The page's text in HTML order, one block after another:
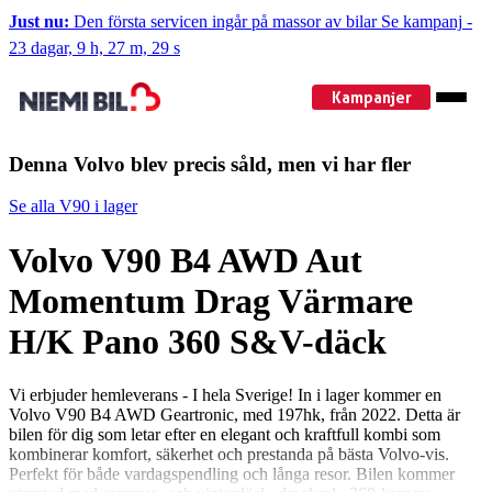
Just nu: Den första servicen ingår på massor av bilar Se kampanj -
23 dagar, 9 h, 27 m, 29 s
Kampanjer
Denna Volvo blev precis såld, men vi har fler
Se alla V90 i lager
Volvo V90 B4 AWD Aut
Momentum Drag Värmare
H/K Pano 360 S&V-däck
Vi erbjuder hemleverans - I hela Sverige! In i lager kommer en
Volvo V90 B4 AWD Geartronic, med 197hk, från 2022. Detta är
bilen för dig som letar efter en elegant och kraftfull kombi som
kombinerar komfort, säkerhet och prestanda på bästa Volvo-vis.
Perfekt för både vardagspendling och långa resor. Bilen kommer